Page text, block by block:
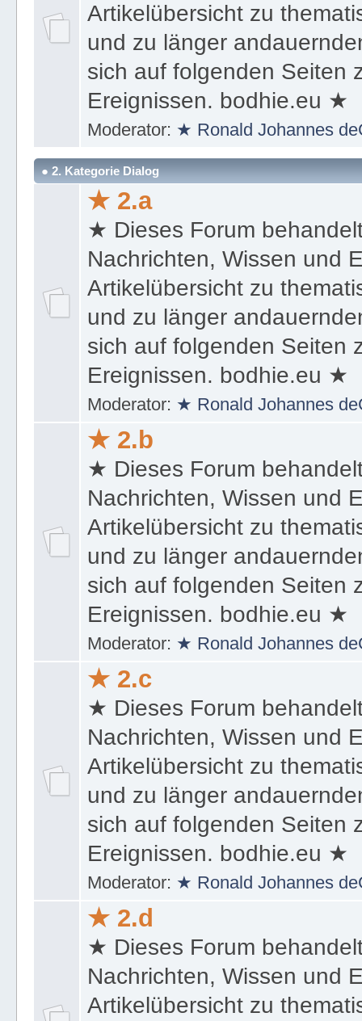
Nachrichten, Wissen und
Artikelübersicht zu
und zu länger
sich auf folgenden Seiten
Ereignissen. bodhie.eu ★
Moderator:★ Ronald Johannes
● 2. Kategorie Dialog
★ 2.a
★ Dieses Forum
Nachrichten, Wissen und
Artikelübersicht zu
und zu länger
sich auf folgenden Seiten
Ereignissen. bodhie.eu ★
Moderator:
★ 2.b
★ Dieses Forum
Nachrichten, Wissen und
Artikelübersicht zu
und zu länger
sich auf folgenden Seiten
Ereignissen. bodhie.eu ★
Moderator:
★ 2.c
★ Dieses Forum
Nachrichten, Wissen und
Artikelübersicht zu
und zu länger
sich auf folgenden Seiten
Ereignissen. bodhie.eu ★
Moderator:
★ 2.d
★ Dieses Forum
Nachrichten, Wissen und